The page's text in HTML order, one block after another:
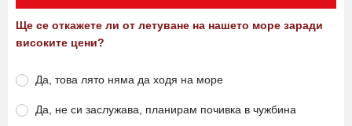
Ще се откажете ли от летуване на нашето море заради
високите цени?
Да, това лято няма да ходя на море
Да, не си заслужава, планирам почивка в чужбина